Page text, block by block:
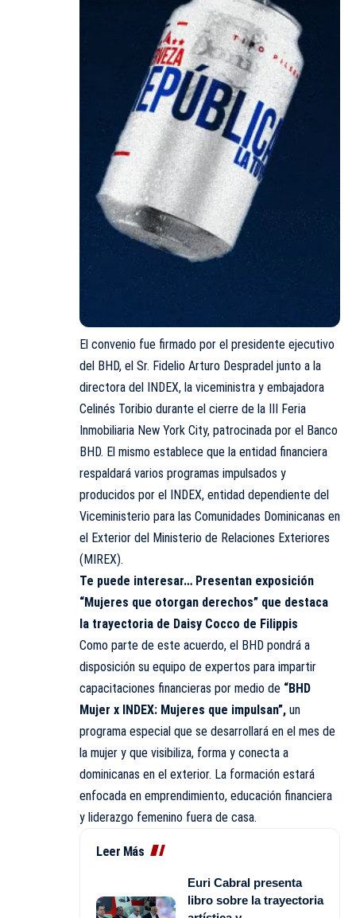
El convenio fue firmado por el presidente ejecutivo
del BHD, el Sr. Fidelio Arturo Despradel junto a la
directora del INDEX, la viceministra y embajadora
Celinés Toribio durante el cierre de la III Feria
Inmobiliaria New York City, patrocinada por el Banco
BHD. El mismo establece que la entidad financiera
respaldará varios programas impulsados y
producidos por el INDEX, entidad dependiente del
Viceministerio para las Comunidades Dominicanas en
el Exterior del Ministerio de Relaciones Exteriores
(MIREX).
Te puede interesar… Presentan exposición
“Mujeres que otorgan derechos” que destaca
la trayectoria de Daisy Cocco de Filippis
Como parte de este acuerdo, el BHD pondrá a
disposición su equipo de expertos para impartir
capacitaciones financieras por medio de “BHD
Mujer x INDEX: Mujeres que impulsan”, un
programa especial que se desarrollará en el mes de
la mujer y que visibiliza, forma y conecta a
dominicanas en el exterior. La formación estará
enfocada en emprendimiento, educación financiera
y liderazgo femenino fuera de casa.
Leer Más
Euri Cabral presenta
libro sobre la trayectoria